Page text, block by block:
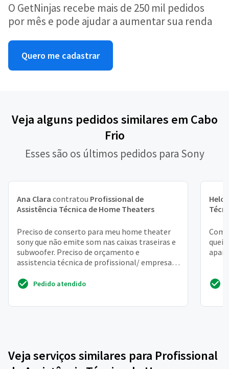
O GetNinjas recebe mais de 250 mil pedidos
por mês e pode ajudar a aumentar sua renda
Quero me cadastrar
Veja alguns pedidos similares em Cabo
Frio
Esses são os últimos pedidos para Sony
Ana Clara contratou Profissional de
Assistência Técnica de Home Theaters
Preciso de conserto para meu home theater
sony que não emite som nas caixas traseiras e
subwoofer. Preciso de orçamento e
assistencia técnica de profissional/ empresa
sério(a)
Pedido atendido
Veja serviços similares para Profissional